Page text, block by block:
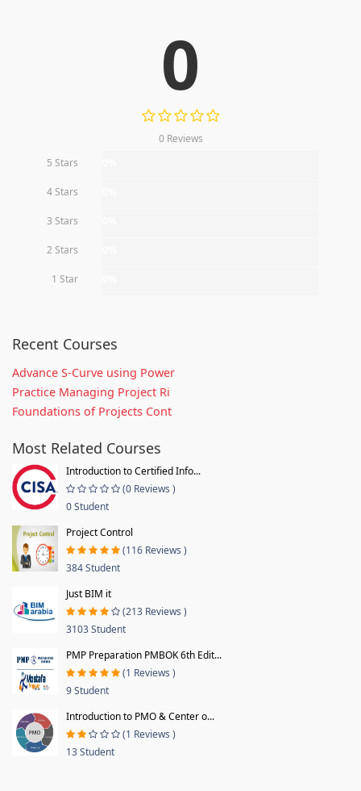
0
0 Reviews
5 Stars
4 Stars
3 Stars
2 Stars
1 Star
Recent Courses
Advance S-Curve using Power
Practice Managing Project Ri
Foundations of Projects Cont
Most Related Courses
Introduction to Certified Info...
(0 Reviews )
0 Student
Project Control
(116 Reviews )
384 Student
Just BIM it
(213 Reviews )
3103 Student
PMP Preparation PMBOK 6th Edit...
(1 Reviews )
9 Student
Introduction to PMO & Center o...
(1 Reviews )
13 Student